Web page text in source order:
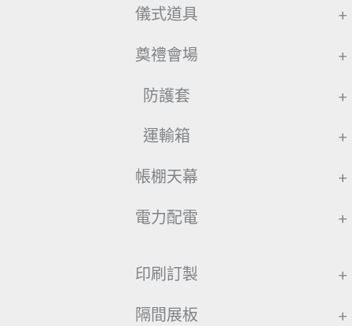
儀式道具 +
奠禮會場 +
防護套 +
運輸箱 +
帳棚天幕 +
電力配電 +
印刷訂製 +
隔間展板 +